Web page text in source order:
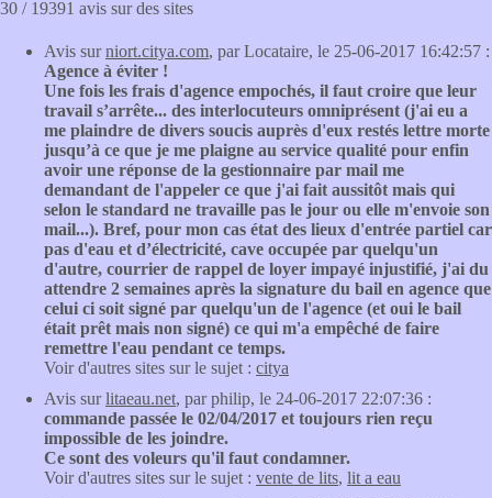
30 / 19391 avis sur des sites
Avis surniort.citya.com, par Locataire, le 25-06-2017 16:42:57 :
Agence à éviter !
Une fois les frais d'agence empochés, il faut croire que leur
travail s’arrête... des interlocuteurs omniprésent (j'ai eu a
me plaindre de divers soucis auprès d'eux restés lettre morte
jusqu’à ce que je me plaigne au service qualité pour enfin
avoir une réponse de la gestionnaire par mail me
demandant de l'appeler ce que j'ai fait aussitôt mais qui
selon le standard ne travaille pas le jour ou elle m'envoie son
mail...). Bref, pour mon cas état des lieux d'entrée partiel car
pas d'eau et d’électricité, cave occupée par quelqu'un
d'autre, courrier de rappel de loyer impayé injustifié, j'ai du
attendre 2 semaines après la signature du bail en agence que
celui ci soit signé par quelqu'un de l'agence (et oui le bail
était prêt mais non signé) ce qui m'a empêché de faire
remettre l'eau pendant ce temps.
Voir d'autres sites sur le sujet : citya
Avis surlitaeau.net, par philip, le 24-06-2017 22:07:36 :
commande passée le 02/04/2017 et toujours rien reçu
impossible de les joindre.
Ce sont des voleurs qu'il faut condamner.
Voir d'autres sites sur le sujet : vente de lits, lit a eau